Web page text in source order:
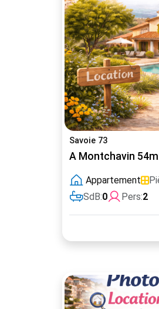
Savoie 73
A Montchavin
Appartement
SdB:0 Pers:2